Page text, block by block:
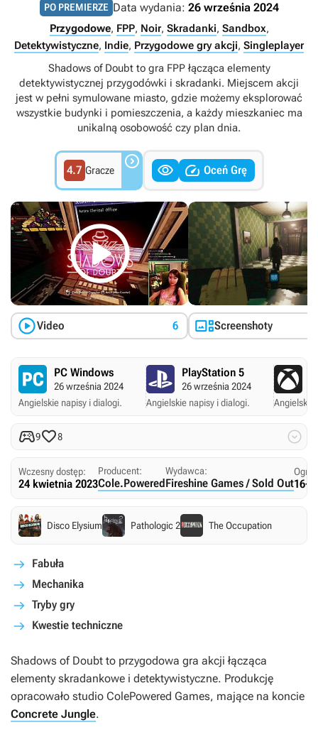
PO PREMIERZE Data wydania: 26 września 2024
Przygodowe, FPP, Noir, Skradanki, Sandbox,
Detektywistyczne, Indie, Przygodowe gry akcji, Singleplayer
Shadows of Doubt to gra FPP łącząca elementy
detektywistycznej przygodówki i skradanki. Miejscem akcji
jest w pełni symulowane miasto, gdzie możemy eksplorować
wszystkie budynki i pomieszczenia, a każdy mieszkaniec ma
unikalną osobowość czy plan dnia.
4.7 Gracze    Oceń Grę

Video 6 Screenshoty
PC Windows
26 września 2024
Angielskie napisy i dialogi.
PlayStation 5
26 września 2024
Angielskie napisy i dialogi.
Angielskie
98 
Wczesny dostęp:
24 kwietnia 2023
Producent:
Cole.Powered
Wydawca:
Fireshine Games / Sold Out16+
Disco Elysium Pathologic 2 The Occupation
Fabuła
Mechanika
Tryby gry
Kwestie techniczne
Shadows of Doubt to przygodowa gra akcji łącząca
elementy skradankowe i detektywistyczne. Produkcję
opracowało studio ColePowered Games, mające na koncie
Concrete Jungle.